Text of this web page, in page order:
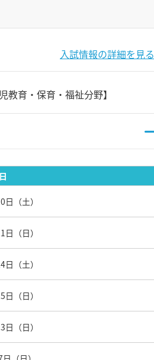
入試情報の詳細を見る
育・保育・福祉分野】
（土）
（日）
（土）
（日）
（日）